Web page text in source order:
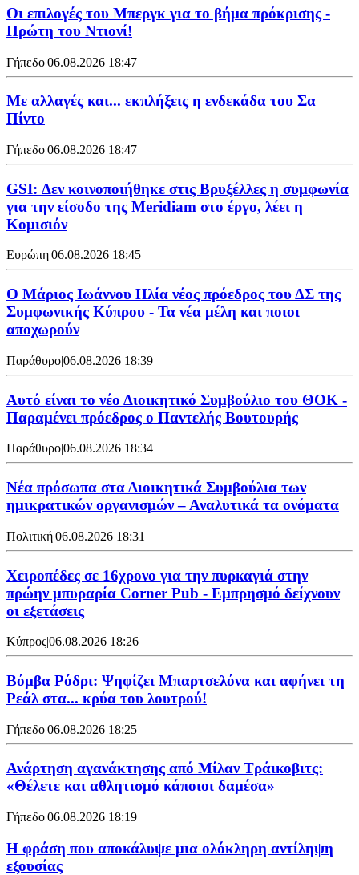
Οι επιλογές του Μπεργκ για το βήμα πρόκρισης -
Πρώτη του Ντιονί!
Γήπεδο|06.08.2026 18:47
Με αλλαγές και... εκπλήξεις η ενδεκάδα του Σα
Πίντο
Γήπεδο|06.08.2026 18:47
GSI: Δεν κοινοποιήθηκε στις Βρυξέλλες η συμφωνία
για την είσοδο της Meridiam στο έργο, λέει η
Κομισιόν
Ευρώπη06.08.2026 18:45
Ο Μάριος Ιωάννου Ηλία νέος πρόεδρος του ΔΣ της
Συμφωνικής Κύπρου - Τα νέα μέλη και ποιοι
αποχωρούν
Παράθυρο|06.08.2026 18:39
Αυτό είναι το νέο Διοικητικό Συμβούλιο του ΘΟΚ -
Παραμένει πρόεδρος ο Παντελής Βουτουρής
Παράθυρο|06.08.2026 18:34
Νέα πρόσωπα στα Διοικητικά Συμβούλια των
ημικρατικών οργανισμών – Αναλυτικά τα ονόματα
Πολιτική|06.08.2026 18:31
Χειροπέδες σε 16χρονο για την πυρκαγιά στην
πρώην μπυραρία Corner Pub - Εμπρησμό δείχνουν
οι εξετάσεις
Κύπρος|06.08.2026 18:26
Βόμβα Ρόδρι: Ψηφίζει Μπαρτσελόνα και αφήνει τη
Ρεάλ στα... κρύα του λουτρού!
Γήπεδο|06.08.2026 18:25
Ανάρτηση αγανάκτησης από Μίλαν Τράικοβιτς:
«Θέλετε και αθλητισμό κάποιοι δαμέσα»
Γήπεδο|06.08.2026 18:19
Η φράση που αποκάλυψε μια ολόκληρη αντίληψη
εξουσίας